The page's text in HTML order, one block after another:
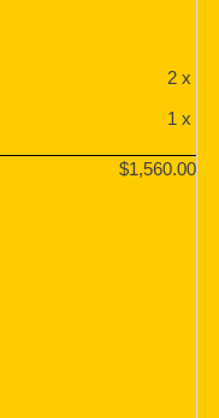
2 x
1 x
$1,560.00